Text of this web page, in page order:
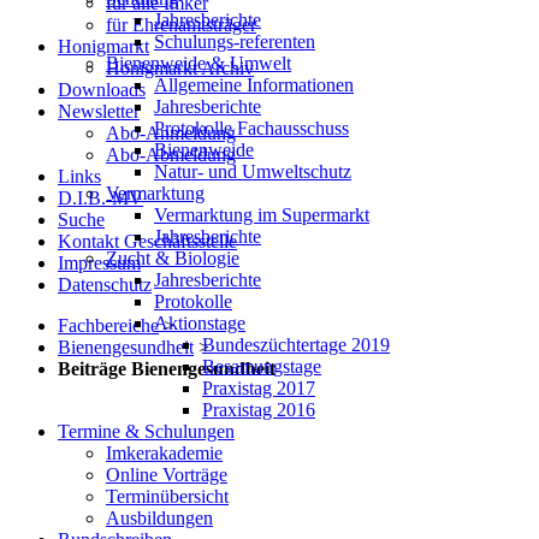
für Ehrenamtsträger
Honigmarkt
Honigmarkt Archiv
Downloads
Newsletter
Abo-Anmeldung
Abo-Abmeldung
Links
D.I.B.-MV
Suche
Kontakt Geschäftsstelle
Impressum
Datenschutz
Fachbereiche >
Bienengesundheit >
Beiträge Bienengesundheit
Jahresberichte
Schulungs-referenten
Bienenweide & Umwelt
Allgemeine Informationen
Jahresberichte
Protokolle Fachausschuss
Bienenweide
Natur- und Umweltschutz
Vermarktung
Vermarktung im Supermarkt
Jahresberichte
Zucht & Biologie
Jahresberichte
Protokolle
Aktionstage
Bundeszüchtertage 2019
Besamungstage
Praxistag 2017
Praxistag 2016
Termine & Schulungen
Imkerakademie
Online Vorträge
Terminübersicht
Ausbildungen